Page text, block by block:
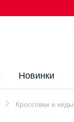
Новинки
Кроссовки и кеды